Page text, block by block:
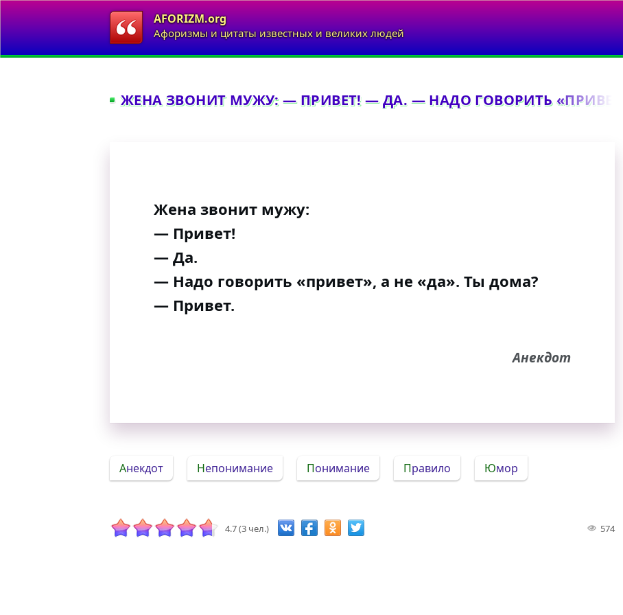
AFORIZM.org
Афоризмы и цитаты известных и великих людей
ЖЕНА ЗВОНИТ МУЖУ: — ПРИВЕТ! — ДА. — НАДО ГОВОРИТЬ
Жена звонит мужу:
— Привет!
— Да.
— Надо говорить «привет», а не «да». Ты дома?
— Привет.
Анекдот
Анекдот Непонимание Понимание Правило Юмор
4.7 (3 чел.) 574